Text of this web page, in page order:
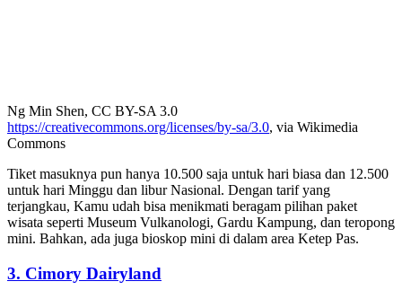
Ng Min Shen, CC BY-SA 3.0
https://creativecommons.org/licenses/by-sa/3.0, via Wikimedia
Commons
Tiket masuknya pun hanya 10.500 saja untuk hari biasa dan 12.500
untuk hari Minggu dan libur Nasional. Dengan tarif yang
terjangkau, Kamu udah bisa menikmati beragam pilihan paket
wisata seperti Museum Vulkanologi, Gardu Kampung, dan teropong
mini. Bahkan, ada juga bioskop mini di dalam area Ketep Pas.
3. Cimory Dairyland